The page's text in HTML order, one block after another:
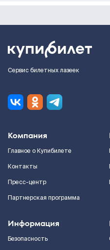
Сервис билетных лазеек
Компания
Главное о Купибилете
Контакты
Пресс-центр
Партнерская программа
Информация
Безопасность